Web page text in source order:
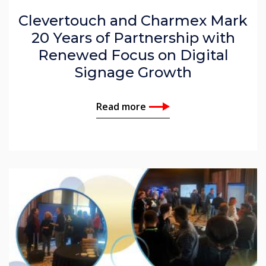
Clevertouch and Charmex Mark
20 Years of Partnership with
Renewed Focus on Digital
Signage Growth
Read more